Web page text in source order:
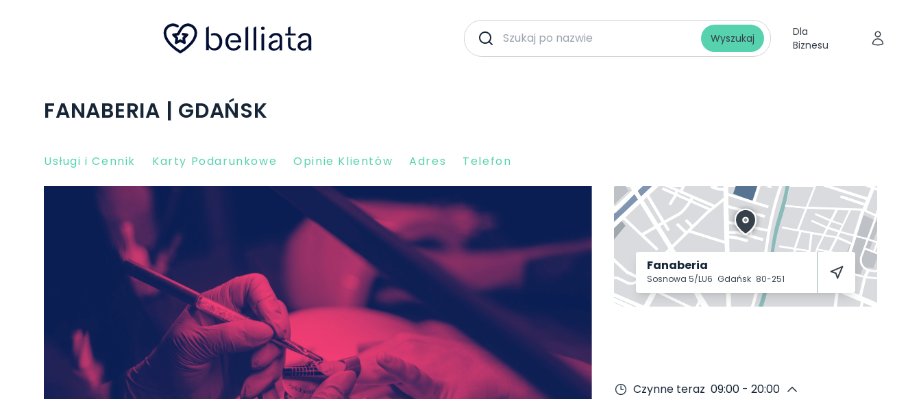
Wyszukaj
Dla
Biznesu
FANABERIA | GDAŃSK
Usługi i Cennik Karty Podarunkowe Opinie Klientów Adres Telefon
Fanaberia
Sosnowa 5/LU6 Gdańsk 80-251
Czynne teraz 09:00 - 20:00